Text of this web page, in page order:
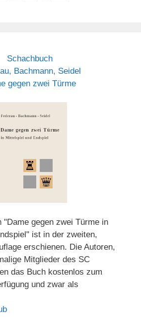
Schachbuch
Bachmann, Seidel
gegen zwei Türme
"Dame gegen zwei Türme in
ist in der zweiten,
erschienen. Die Autoren,
Mitglieder des SC
das Buch kostenlos zum
und zwar als